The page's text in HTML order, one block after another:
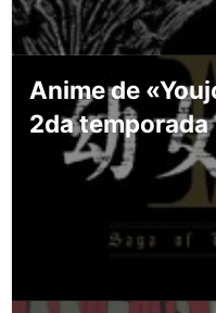
Anime de
2da temporada